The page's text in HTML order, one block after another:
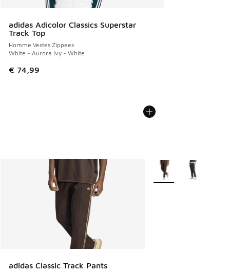
adidas Adicolor Classics Superstar
Track Top
Homme Vestes Zippees
White - Aurora Ivy - White
€ 74,99
adidas Classic Track Pants
Plus de couleurs